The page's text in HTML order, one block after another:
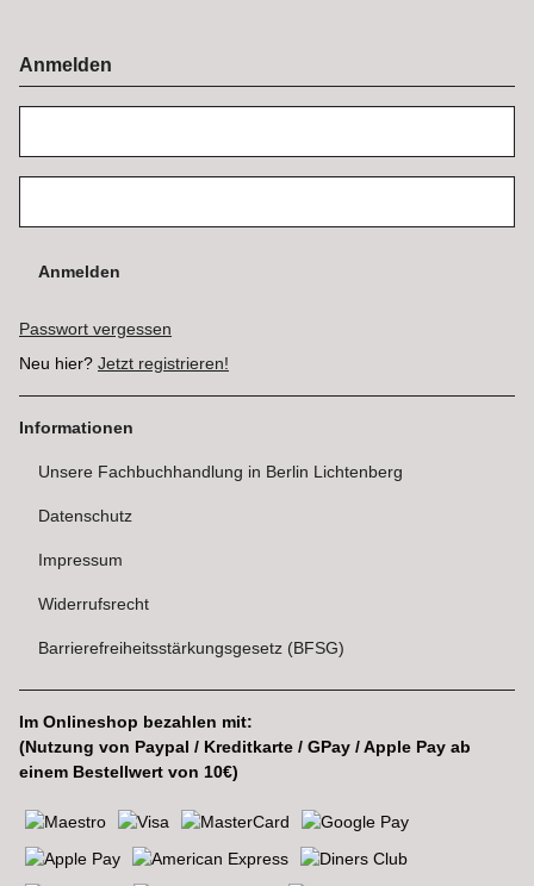
Anmelden
Anmelden
Passwort vergessen
Neu hier? Jetzt registrieren!
Informationen
Unsere Fachbuchhandlung in Berlin Lichtenberg
Datenschutz
Impressum
Widerrufsrecht
Barrierefreiheitsstärkungsgesetz (BFSG)
Im Onlineshop bezahlen mit:
(Nutzung von Paypal / Kreditkarte / GPay / Apple Pay ab
einem Bestellwert von 10€)